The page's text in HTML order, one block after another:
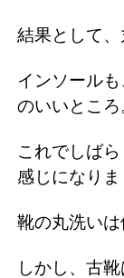
結果として、
インソール
のいいところ
これでしば
感じになりま
靴の丸洗いは
しかし、古